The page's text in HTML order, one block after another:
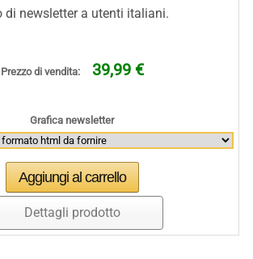
di newsletter a utenti italiani.
Prezzo di vendita: 39,99 €
Grafica newsletter
Dettagli prodotto